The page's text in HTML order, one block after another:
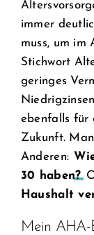
immer
muss, um im
Stichwort
geringes
ebenfalls für
Zukunft.
Anderen:
30 haben?
Haushalt
Mein AHA-